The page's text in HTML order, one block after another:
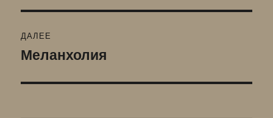
ДАЛЕЕ
Следующая
Меланхолия